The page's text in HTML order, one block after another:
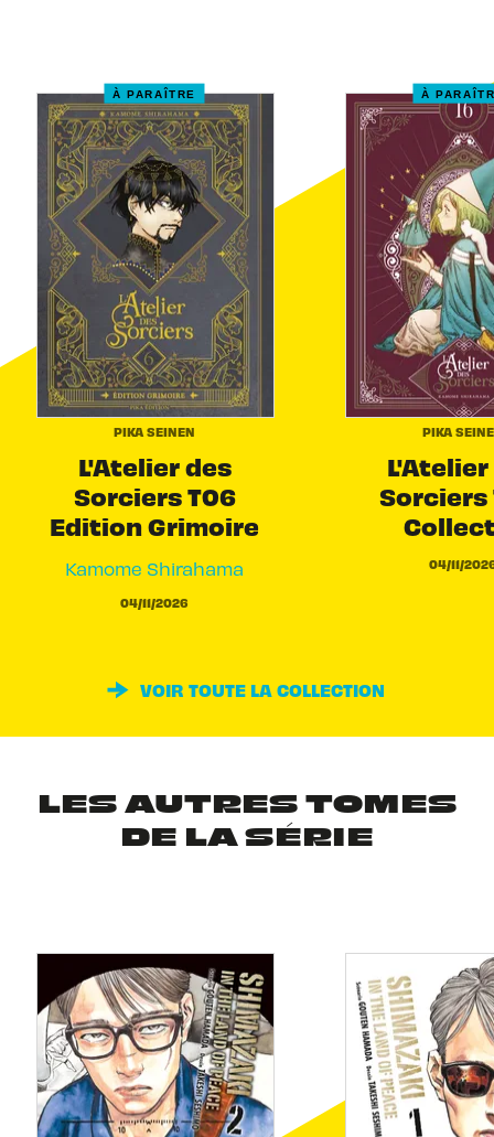
À PARAÎTRE
PIKA SEINEN
L'Atelier des
Sorciers T06
Edition Grimoire
Kamome Shirahama
04/11/2026
À
PIKA
L'Atelier
Sorciers
04/11/
VOIR TOUTE LA COLLECTION
LES AUTRES TOMES
DE LA SÉRIE